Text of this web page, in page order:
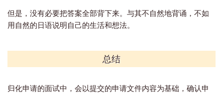
但是，没有必要把答案全部背下来。与其不自然地背诵，不如
用自然的日语说明自己的生活和想法。
总结
归化申请的面试中，会以提交的申请文件内容为基础，确认申